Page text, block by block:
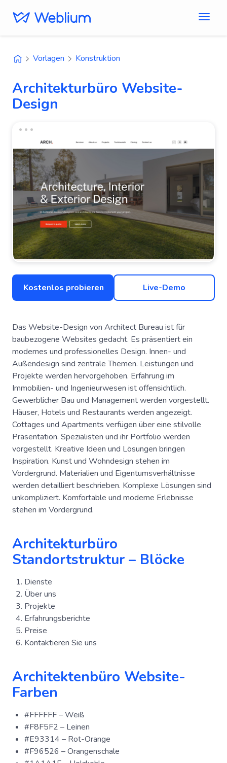
Vorlagen Konstruktion
Architekturbüro Website-
Design
Kostenlos probieren Live-Demo
Das Website-Design von Architect Bureau ist für
baubezogene Websites gedacht. Es präsentiert ein
modernes und professionelles Design. Innen- und
Außendesign sind zentrale Themen. Leistungen und
Projekte werden hervorgehoben. Erfahrung im
Immobilien- und Ingenieurwesen ist offensichtlich.
Gewerblicher Bau und Management werden vorgestellt.
Häuser, Hotels und Restaurants werden angezeigt.
Cottages und Apartments verfügen über eine stilvolle
Präsentation. Spezialisten und ihr Portfolio werden
vorgestellt. Kreative Ideen und Lösungen bringen
Inspiration. Kunst und Wohndesign stehen im
Vordergrund. Materialien und Eigentumsverhältnisse
werden detailliert beschrieben. Komplexe Lösungen sind
unkompliziert. Komfortable und moderne Erlebnisse
stehen im Vordergrund.
Architekturbüro
Standortstruktur – Blöcke
Dienste
Über uns
Projekte
Erfahrungsberichte
Preise
Kontaktieren Sie uns
Architektenbüro Website-
Farben
#FFFFFF – Weiß
#F8F5F2 – Leinen
#E93314 – Rot-Orange
#F96526 – Orangenschale